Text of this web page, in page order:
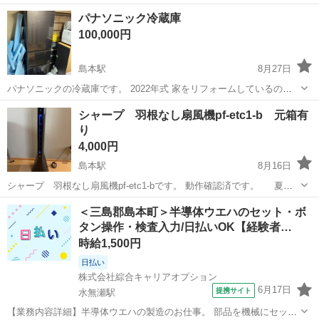
パナソニック冷蔵庫
100,000円
島本駅
8月27日
パナソニックの冷蔵庫です。 2022年式 家をリフォームしているので
冷蔵庫も買い替えのため出品します。
大阪 三島郡 島本駅 キッチン家電 パナソニック
シャープ 羽根なし扇風機pf-etc1-b 元箱有
り
4,000円
島本駅
8月16日
シャープ 羽根なし扇風機pf-etc1-bです。 動作確認済です。 夏の
お風呂上がりの脱衣所とか狭い場所では邪魔にならず便利でした。 小
さいお子さんのおられる方にもおすすめです。 羽根がないので子供の
指が安全ガ...
大阪 三島郡 島本駅 季節、空調家電
＜三島郡島本町＞半導体ウエハのセット・ボ
タン操作・検査入力/日払いOK【経験者…
時給1,500円
日払い
株式会社綜合キャリアオプション
水無瀬駅
提携サイト 6月17日
【業務内容詳細】半導体ウエハの製造のお仕事。 部品を機械にセット